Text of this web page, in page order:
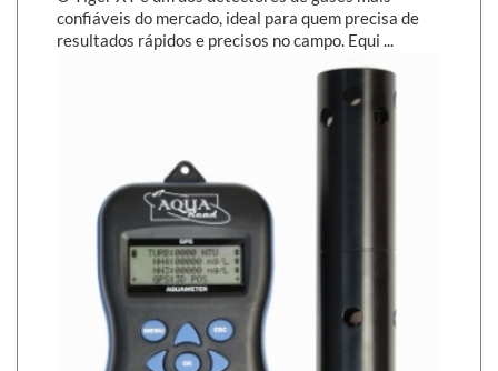
confiáveis do mercado, ideal para quem precisa de
resultados rápidos e precisos no campo. Equi ...